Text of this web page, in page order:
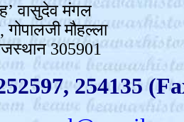
वासुदेव मंगल
मौहल्ला
305901
254135